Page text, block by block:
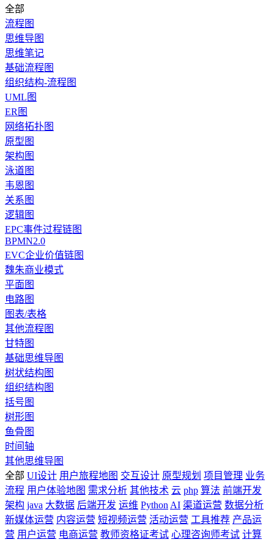
全部
流程图
思维导图
思维笔记
基础流程图
组织结构-流程图
UML图
ER图
网络拓扑图
原型图
架构图
泳道图
韦恩图
关系图
逻辑图
EPC事件过程链图
BPMN2.0
EVC企业价值链图
魏朱商业模式
平面图
电路图
图表/表格
其他流程图
甘特图
基础思维导图
树状结构图
组织结构图
括号图
树形图
鱼骨图
时间轴
其他思维导图
全部 UI设计 用户旅程地图 交互设计 原型规划 项目管理 业务
流程 用户体验地图 需求分析 其他技术 云 php 算法 前端开发
架构 java 大数据 后端开发 运维 Python AI 渠道运营 数据分析
新媒体运营 内容运营 短视频运营 活动运营 工具推荐 产品运
营 用户运营 电商运营 教师资格证考试 心理咨询师考试 计算